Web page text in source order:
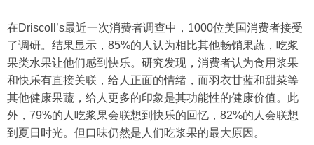
在Driscoll’s最近一次消费者调查中，1000位美国消费者接受
了调研。结果显示，85%的人认为相比其他畅销果蔬，吃浆
果类水果让他们感到快乐。研究发现，消费者认为食用浆果
和快乐有直接关联，给人正面的情绪，而羽衣甘蓝和甜菜等
其他健康果蔬，给人更多的印象是其功能性的健康价值。此
外，79%的人吃浆果会联想到快乐的回忆，82%的人会联想
到夏日时光。但口味仍然是人们吃浆果的最大原因。